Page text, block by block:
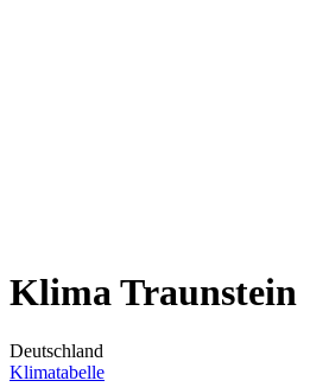
Klima Traunstein
Deutschland
Klimatabelle